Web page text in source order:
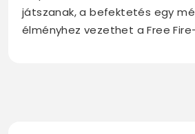
játszanak, a befektetés egy
élményhez vezethet a Free